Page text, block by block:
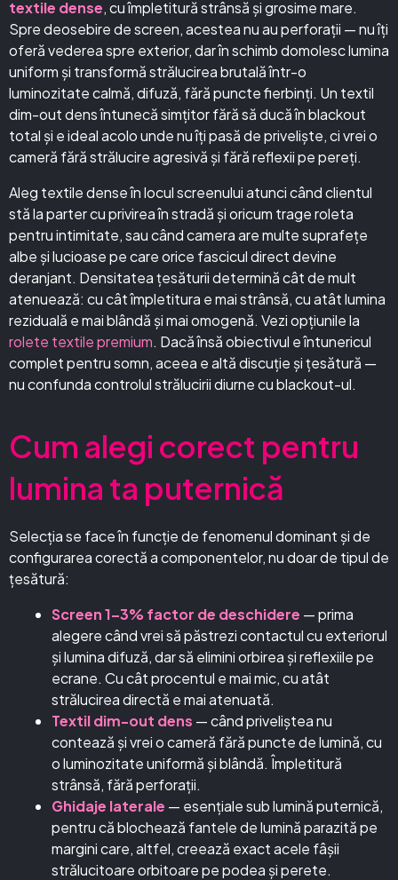
textile dense, cu împletitură strânsă și grosime mare.
Spre deosebire de screen, acestea nu au perforații — nu îți
oferă vederea spre exterior, dar în schimb domolesc lumina
uniform și transformă strălucirea brutală într-o
luminozitate calmă, difuză, fără puncte fierbinți. Un textil
dim-out dens întunecă simțitor fără să ducă în blackout
total și e ideal acolo unde nu îți pasă de priveliște, ci vrei o
cameră fără strălucire agresivă și fără reflexii pe pereți.
Aleg textile dense în locul screenului atunci când clientul
stă la parter cu privirea în stradă și oricum trage roleta
pentru intimitate, sau când camera are multe suprafețe
albe și lucioase pe care orice fascicul direct devine
deranjant. Densitatea țesăturii determină cât de mult
atenuează: cu cât împletitura e mai strânsă, cu atât lumina
reziduală e mai blândă și mai omogenă. Vezi opțiunile la
rolete textile premium. Dacă însă obiectivul e întunericul
complet pentru somn, aceea e altă discuție și țesătură —
nu confunda controlul strălucirii diurne cu blackout-ul.
Cum alegi corect pentru
lumina ta puternică
Selecția se face în funcție de fenomenul dominant și de
configurarea corectă a componentelor, nu doar de tipul de
țesătură:
Screen 1–3% factor de deschidere — prima
alegere când vrei să păstrezi contactul cu exteriorul
și lumina difuză, dar să elimini orbirea și reflexiile pe
ecrane. Cu cât procentul e mai mic, cu atât
strălucirea directă e mai atenuată.
Textil dim-out dens — când priveliștea nu
contează și vrei o cameră fără puncte de lumină, cu
o luminozitate uniformă și blândă. Împletitură
strânsă, fără perforații.
Ghidaje laterale — esențiale sub lumină puternică,
pentru că blochează fantele de lumină parazită pe
margini care, altfel, creează exact acele fâșii
strălucitoare orbitoare pe podea și perete.